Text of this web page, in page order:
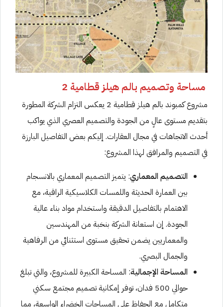
مساحة وتصميم بالم هيلز قطامية 2
مشروع كمبوند بالم هيلز قطامية 2 يعكس التزام الشركة المطورة
بتقديم مستوى عالٍ من الجودة والتصميم العصري الذي يواكب
أحدث الاتجاهات في مجال العقارات. إليكم بعض التفاصيل البارزة
في التصميم والمرافق لهذا المشروع:
التصميم المعماري: يتميز التصميم المعماري بالانسجام
بين العمارة الحديثة واللمسات الكلاسيكية الراقية، مع
الاهتمام بالتفاصيل الدقيقة واستخدام مواد بناء عالية
الجودة. إن استعانة الشركة بنخبة من المهندسين
والمعماريين يضمن تحقيق مستوى استثنائي من الرفاهية
والجمال البصري.
المساحة الإجمالية: المساحة الكبيرة للمشروع، والتي تبلغ
حوالي 500 فدان، توفر إمكانية تصميم مجتمع سكني
متكامل مع الحفاظ على المساحات الخضراء الواسعة، مما